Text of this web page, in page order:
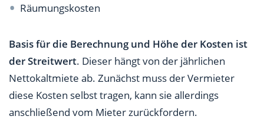
Räumungskosten
Basis für die Berechnung und Höhe der Kosten ist
der Streitwert. Dieser hängt von der jährlichen
Nettokaltmiete ab. Zunächst muss der Vermieter
diese Kosten selbst tragen, kann sie allerdings
anschließend vom Mieter zurückfordern.